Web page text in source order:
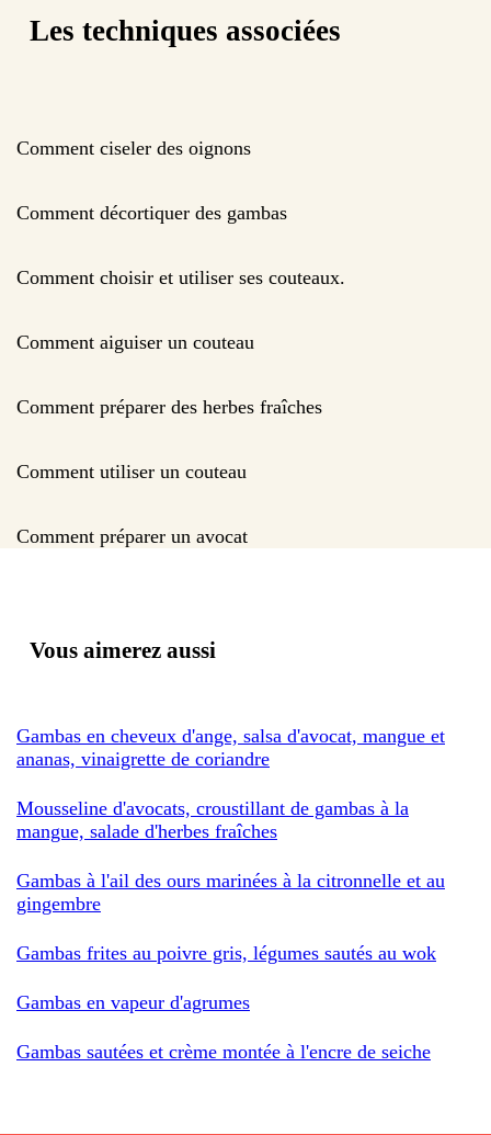
Les techniques associées
Comment ciseler des oignons
Comment décortiquer des gambas
Comment choisir et utiliser ses couteaux.
Comment aiguiser un couteau
Comment préparer des herbes fraîches
Comment utiliser un couteau
Comment préparer un avocat
Vous aimerez aussi
Gambas en cheveux d'ange, salsa d'avocat, mangue et
ananas, vinaigrette de coriandre
Mousseline d'avocats, croustillant de gambas à la
mangue, salade d'herbes fraîches
Gambas à l'ail des ours marinées à la citronnelle et au
gingembre
Gambas frites au poivre gris, légumes sautés au wok
Gambas en vapeur d'agrumes
Gambas sautées et crème montée à l'encre de seiche